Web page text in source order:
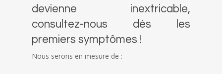
devienne inextricable,
consultez-nous dès les
premiers symptômes !
Nous serons en mesure de :